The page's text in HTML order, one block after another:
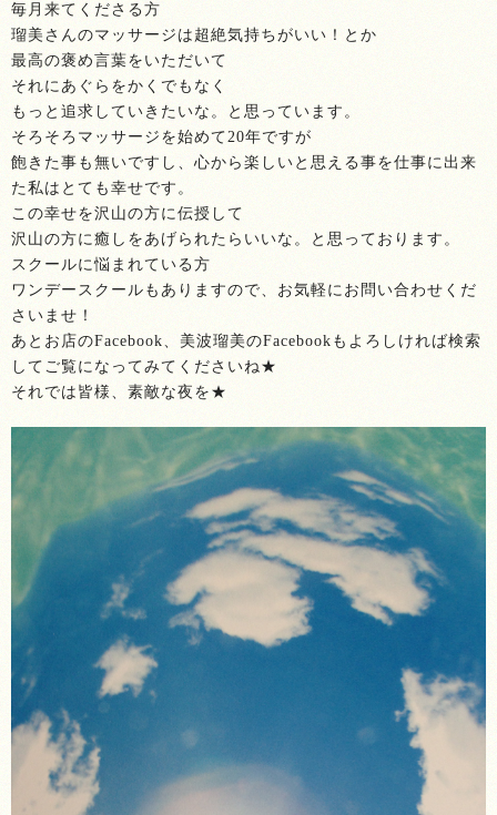
毎月来てくださる方
瑠美さんのマッサージは超絶気持ちがいい！とか
最高の褒め言葉をいただいて
それにあぐらをかくでもなく
もっと追求していきたいな。と思っています。
そろそろマッサージを始めて20年ですが
飽きた事も無いですし、心から楽しいと思える事を仕事に出来
た私はとても幸せです。
この幸せを沢山の方に伝授して
沢山の方に癒しをあげられたらいいな。と思っております。
スクールに悩まれている方
ワンデースクールもありますので、お気軽にお問い合わせくだ
さいませ！
あとお店のFacebook、美波瑠美のFacebookもよろしければ検索
してご覧になってみてくださいね★
それでは皆様、素敵な夜を★